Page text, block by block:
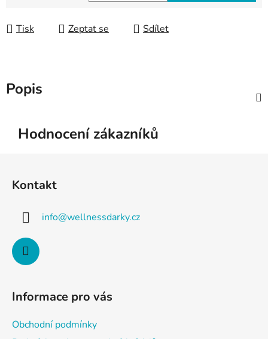
Tisk Zeptat se Sdílet
Popis
Hodnocení zákazníků
Kontakt
info@wellnessdarky.cz
Informace pro vás
Obchodní podmínky